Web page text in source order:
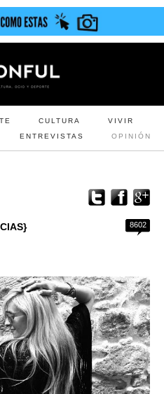
CULTURA
VIVIR
ENTREVISTAS OPINIÓN
8602